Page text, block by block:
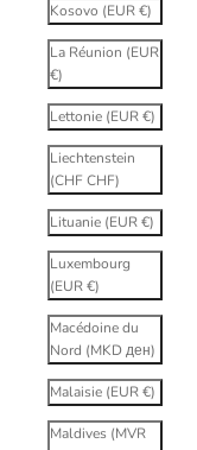
Kosovo (EUR €)
La Réunion (EUR
€)
Lettonie (EUR €)
Liechtenstein
(CHF CHF)
Lituanie (EUR €)
Luxembourg
(EUR €)
Macédoine du
Nord (MKD ден)
Malaisie (EUR €)
Maldives (MVR